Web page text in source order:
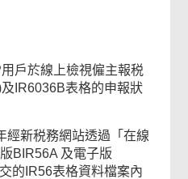
戶於線上檢視僱主報税
IR6036B表格的申報狀
經新税務網站透過「在線
BIR56A 及電子版
的IR56表格資料檔案內